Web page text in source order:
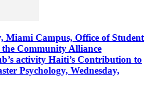
Miami Campus, Office of Student
the Community Alliance
activity Haiti’s Contribution to
Psychology, Wednesday,